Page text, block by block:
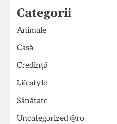
Categorii
Animale
Casă
Credință
Lifestyle
Sănătate
Uncategorized @ro